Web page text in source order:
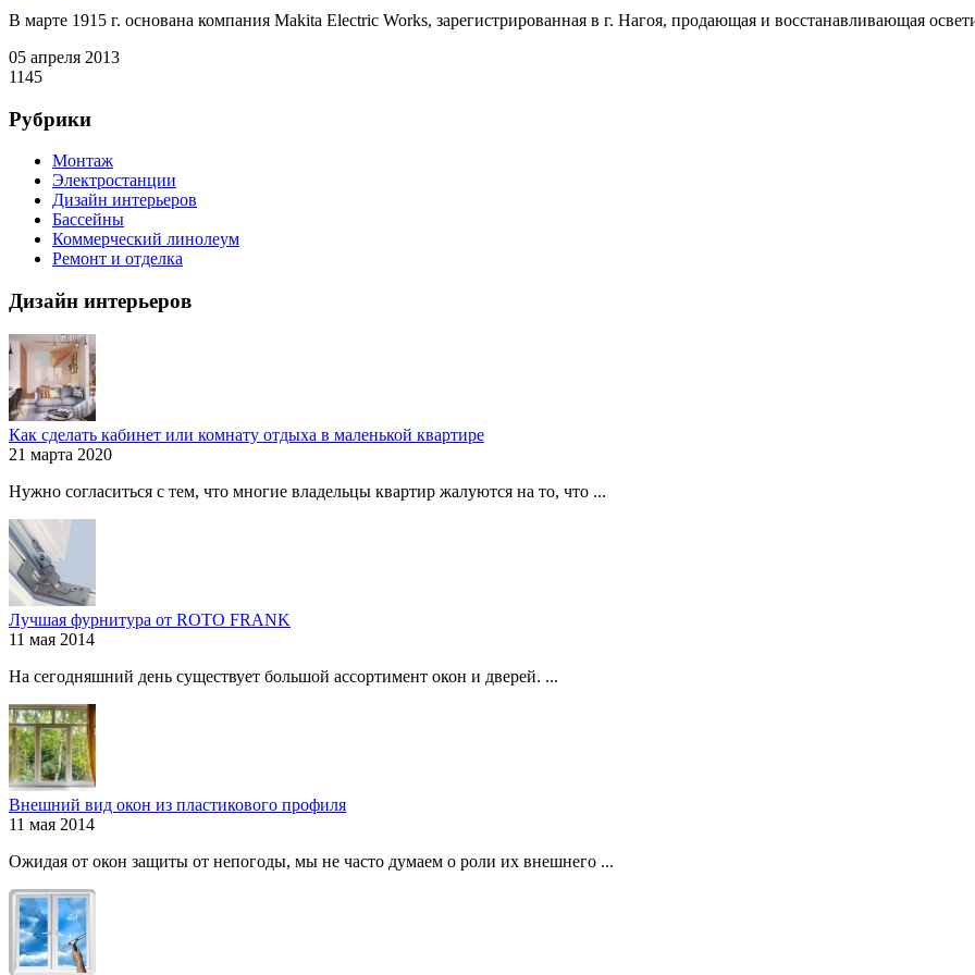
В марте 1915 г. основана компания Makita Electric Works, зарегистрированная в г. Нагоя, продающая и восстанавливающая
05 апреля 2013
1145
Рубрики
Монтаж
Электростанции
Дизайн интерьеров
Бассейны
Коммерческий линолеум
Ремонт и отделка
Дизайн интерьеров
Как сделать кабинет или комнату отдыха в маленькой квартире
21 марта 2020
Нужно согласиться с тем, что многие владельцы квартир жалуются на то, что ...
Лучшая фурнитура от ROTO FRANK
11 мая 2014
На сегодняшний день существует большой ассортимент окон и дверей. ...
Внешний вид окон из пластикового профиля
11 мая 2014
Ожидая от окон защиты от непогоды, мы не часто думаем о роли их внешнего ...